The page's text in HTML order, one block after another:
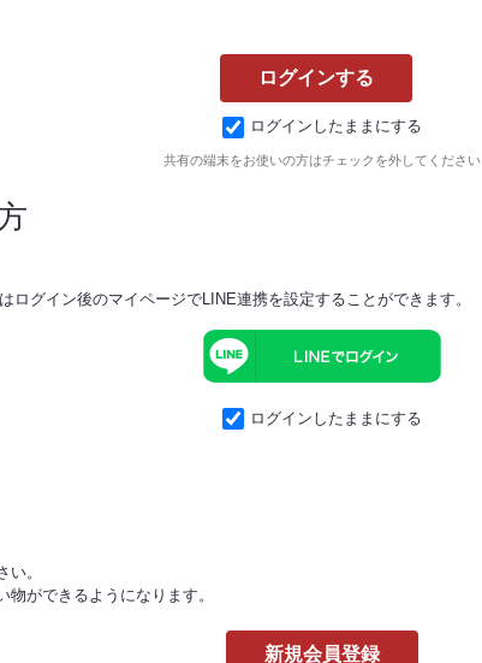
ログインしたままにする
共有の端末をお使いの方はチェックを外してください
グイン後のマイページでLINE連携を設定することができます。
ログインしたままにする
。
ができるようになります。